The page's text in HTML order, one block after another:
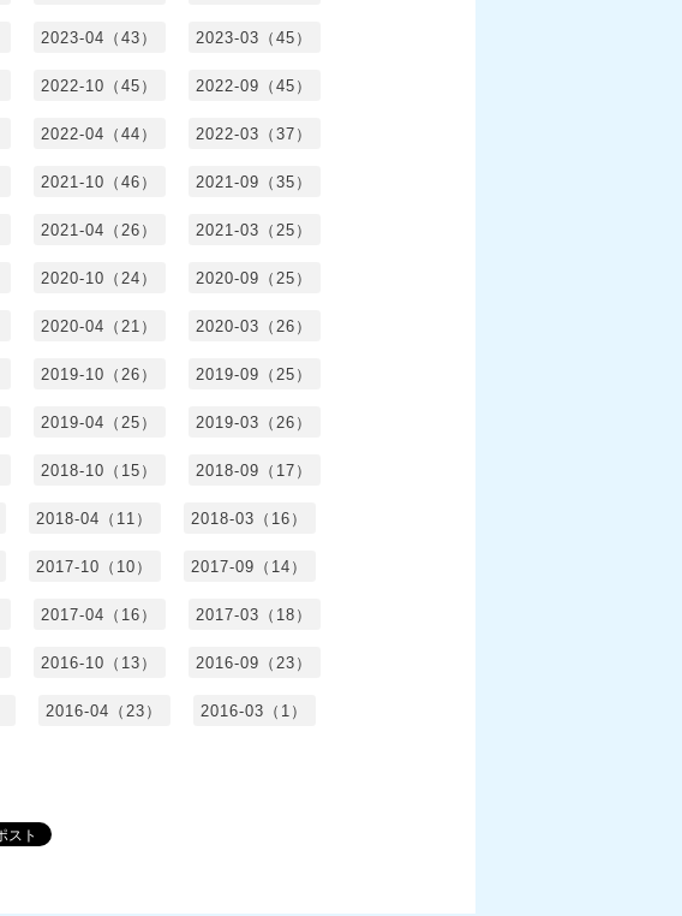
2023-04（43） 2023-03（45）
2022-10（45） 2022-09（45）
2022-04（44） 2022-03（37）
2021-10（46） 2021-09（35）
2021-04（26） 2021-03（25）
2020-10（24） 2020-09（25）
2020-04（21） 2020-03（26）
2019-10（26） 2019-09（25）
2019-04（25） 2019-03（26）
2018-10（15） 2018-09（17）
2018-04（11） 2018-03（16）
2017-10（10） 2017-09（14）
2017-04（16） 2017-03（18）
2016-10（13） 2016-09（23）
2016-04（23） 2016-03（1）